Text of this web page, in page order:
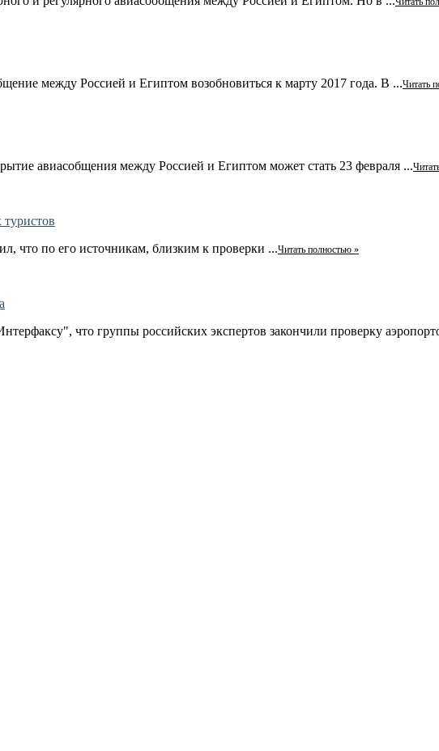
между Россией и Египтом возобновиться к марту 2017 года. В ...Читать
авиасобщения между Россией и Египтом может стать 23 февраля ...
что по его источникам, близким к проверки ...Читать полностью »
что группы российских экспертов закончили проверку